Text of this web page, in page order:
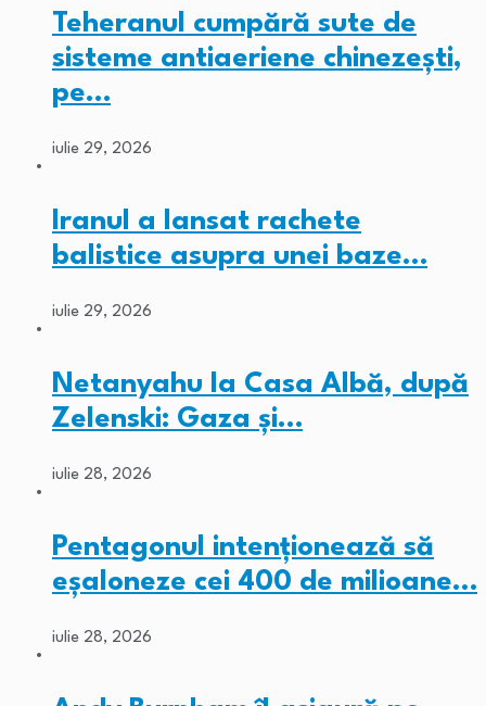
Teheranul cumpără sute de
sisteme antiaeriene chinezești,
pe…
iulie 29, 2026
Iranul a lansat rachete
balistice asupra unei baze…
iulie 29, 2026
Netanyahu la Casa Albă, după
Zelenski: Gaza și…
iulie 28, 2026
Pentagonul intenționează să
eșaloneze cei 400 de milioane…
iulie 28, 2026